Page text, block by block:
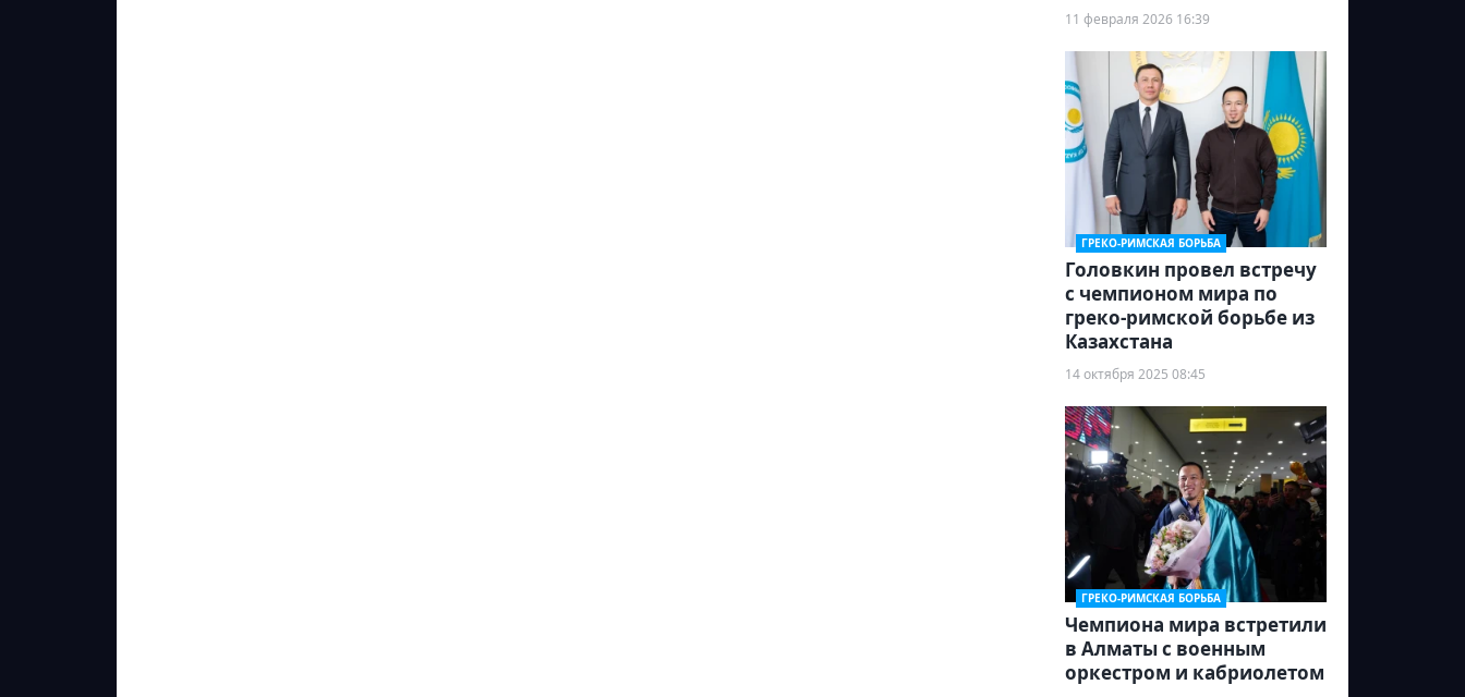
11 февраля 2026 16:39
ГРЕКО-РИМСКАЯ БОРЬБА
Головкин провел встречу
с чемпионом мира по
греко-римской борьбе из
Казахстана
14 октября 2025 08:45
ГРЕКО-РИМСКАЯ БОРЬБА
Чемпиона мира встретили
в Алматы с военным
оркестром и кабриолетом